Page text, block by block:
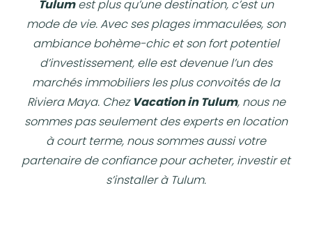
Tulumest plus qu’une destination, c’est un
mode de vie. Avec ses plages immaculées, son
ambiance bohème-chic et son fort potentiel
d’investissement, elle est devenue l’un des
marchés immobiliers les plus convoités de la
Riviera Maya. Chez Vacation in Tulum, nous ne
sommes pas seulement des experts en location
à court terme, nous sommes aussi votre
partenaire de confiance pour acheter, investir et
s’installer à Tulum.